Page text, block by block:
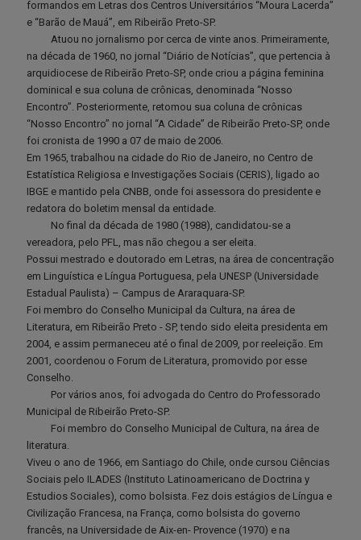
formandos em Letras dos Centros Universitários “Moura Lacerda”
e “Barão de Mauá”, em Ribeirão Preto-SP.
Atuou no jornalismo por cerca de vinte anos. Primeiramente,
na década de 1960, no jornal “Diário de Notícias”, que pertencia à
arquidiocese de Ribeirão Preto-SP, onde criou a página feminina
dominical e sua coluna de crônicas, denominada “Nosso
Encontro”. Posteriormente, retomou sua coluna de crônicas
“Nosso Encontro” no jornal “A Cidade” de Ribeirão Preto-SP, onde
foi cronista de 1990 a 07 de maio de 2006.
Em 1965, trabalhou na cidade do Rio de Janeiro, no Centro de
Estatística Religiosa e Investigações Sociais (CERIS), ligado ao
IBGE e mantido pela CNBB, onde foi assessora do presidente e
redatora do boletim mensal da entidade.
No final da década de 1980 (1988), candidatou-se a
vereadora, pelo PFL, mas não chegou a ser eleita.
Possui mestrado e doutorado em Letras, na área de concentração
em Linguística e Língua Portuguesa, pela UNESP (Universidade
Estadual Paulista) – Campus de Araraquara-SP.
Foi membro do Conselho Municipal da Cultura, na área de
Literatura, em Ribeirão Preto - SP, tendo sido eleita presidenta em
2004, e assim permaneceu até o final de 2009, por reeleição. Em
2001, coordenou o Forum de Literatura, promovido por esse
Conselho.
Por vários anos, foi advogada do Centro do Professorado
Municipal de Ribeirão Preto-SP.
Foi membro do Conselho Municipal de Cultura, na área de
literatura.
Viveu o ano de 1966, em Santiago do Chile, onde cursou Ciências
Sociais pelo ILADES (Instituto Latinoamericano de Doctrina y
Estudios Sociales), como bolsista. Fez dois estágios de Língua e
Civilização Francesa, na França, como bolsista do governo
francês, na Universidade de Aix-en- Provence (1970) e na